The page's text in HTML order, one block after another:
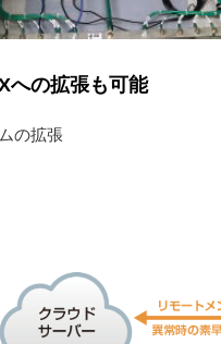
への拡張も可能
の拡張